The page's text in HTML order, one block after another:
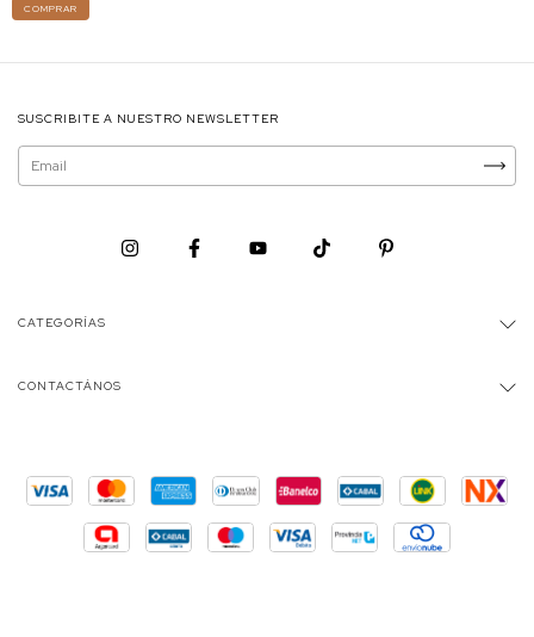
COMPRAR
SUSCRIBITE A NUESTRO NEWSLETTER
CATEGORÍAS
CONTACTÁNOS